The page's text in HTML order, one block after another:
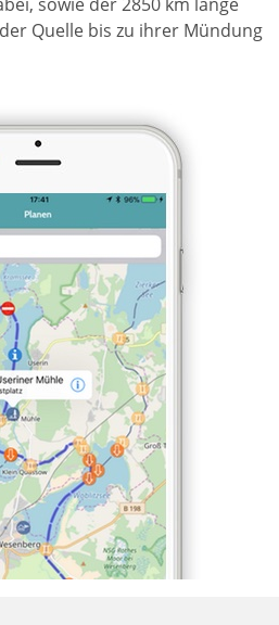
Quelle bis zu ihrer Mündung